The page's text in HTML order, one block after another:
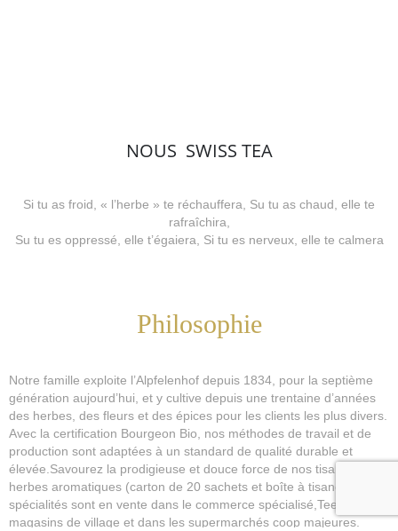
NOUS SWISS TEA
Si tu as froid, « l’herbe » te réchauffera, Su tu as chaud, elle te
rafraîchira,
Su tu es oppressé, elle t’égaiera, Si tu es nerveux, elle te calmera
Philosophie
Notre famille exploite l’Alpfelenhof depuis 1834, pour la septième
génération aujourd’hui, et y cultive depuis une trentaine d’années
des herbes, des fleurs et des épices pour les clients les plus divers.
Avec la certification Bourgeon Bio, nos méthodes de travail et de
production sont adaptées à un standard de qualité durable et
élevée.Savourez la prodigieuse et douce force de nos tisanes aux
herbes aromatiques (carton de 20 sachets et boîte à tisane). Nos
spécialités sont en vente dans le commerce spécialisé,Teebox aux
magasins de village et dans les supermarchés coop majeures.